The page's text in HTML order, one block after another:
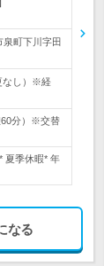
町下川字田
なし）※経
60分）※交替
夏季休暇* 年
なる